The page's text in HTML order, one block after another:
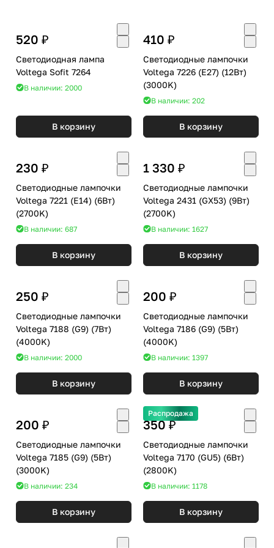
520 ₽
Светодиодная лампа
Voltega Sofit 7264
В наличии: 2000
В корзину
410 ₽
Светодиодные лампочки
Voltega 7226 (E27) (12Вт)
(3000K)
В наличии: 202
В корзину
230 ₽
Светодиодные лампочки
Voltega 7221 (E14) (6Вт)
(2700K)
В наличии: 687
В корзину
1 330 ₽
Светодиодные лампочки
Voltega 2431 (GX53) (9Вт)
(2700K)
В наличии: 1627
В корзину
250 ₽
Светодиодные лампочки
Voltega 7188 (G9) (7Вт)
(4000K)
В наличии: 2000
В корзину
200 ₽
Светодиодные лампочки
Voltega 7186 (G9) (5Вт)
(4000K)
В наличии: 1397
В корзину
200 ₽
Светодиодные лампочки
Voltega 7185 (G9) (5Вт)
(3000K)
В наличии: 234
В корзину
Распродажа
350 ₽
Светодиодные лампочки
Voltega 7170 (GU5) (6Вт)
(2800K)
В наличии: 1178
В корзину